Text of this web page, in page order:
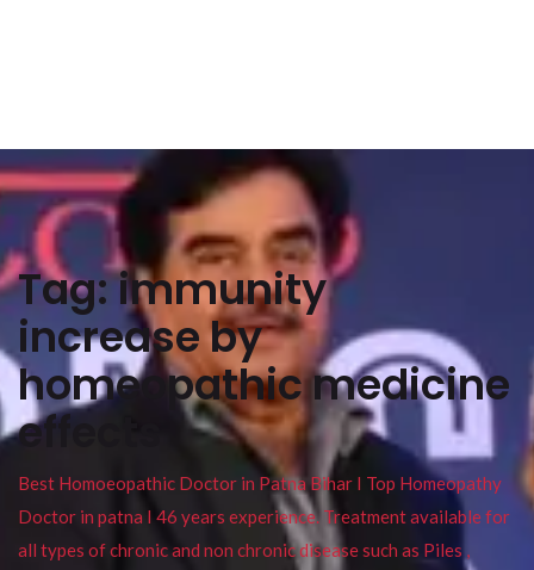
Tag:immunity
increase by
homeopathic medicine
effects
Best Homoeopathic Doctor in Patna Bihar I Top Homeopathy
Doctor in patna I 46 years experience. Treatment available for
all types of chronic and non chronic disease such as Piles ,